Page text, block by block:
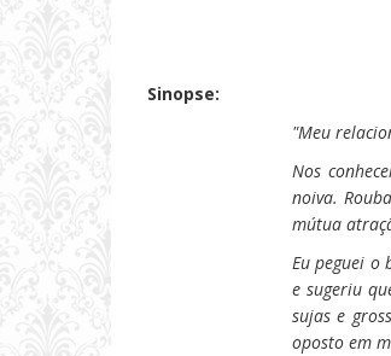
Sinopse:
"Meu
Nos
noiva.
mútua
Eu peguei o
e sugeriu
sujas e
oposto em